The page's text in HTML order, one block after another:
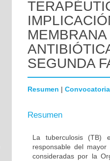
SEGUNDA
Resumen | Convocatoria
Resumen
La tuberculosis (TB)
responsable del
consideradas por la